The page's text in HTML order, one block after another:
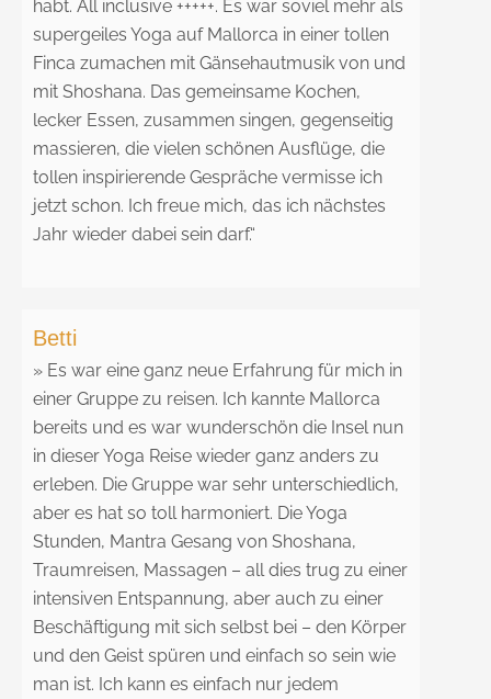
habt. All inclusive +++++. Es war soviel mehr als
supergeiles Yoga auf Mallorca in einer tollen
Finca zumachen mit Gänsehautmusik von und
mit Shoshana. Das gemeinsame Kochen,
lecker Essen, zusammen singen, gegenseitig
massieren, die vielen schönen Ausflüge, die
tollen inspirierende Gespräche vermisse ich
jetzt schon. Ich freue mich, das ich nächstes
Jahr wieder dabei sein darf.“
Betti
» Es war eine ganz neue Erfahrung für mich in
einer Gruppe zu reisen. Ich kannte Mallorca
bereits und es war wunderschön die Insel nun
in dieser Yoga Reise wieder ganz anders zu
erleben. Die Gruppe war sehr unterschiedlich,
aber es hat so toll harmoniert. Die Yoga
Stunden, Mantra Gesang von Shoshana,
Traumreisen, Massagen – all dies trug zu einer
intensiven Entspannung, aber auch zu einer
Beschäftigung mit sich selbst bei – den Körper
und den Geist spüren und einfach so sein wie
man ist. Ich kann es einfach nur jedem